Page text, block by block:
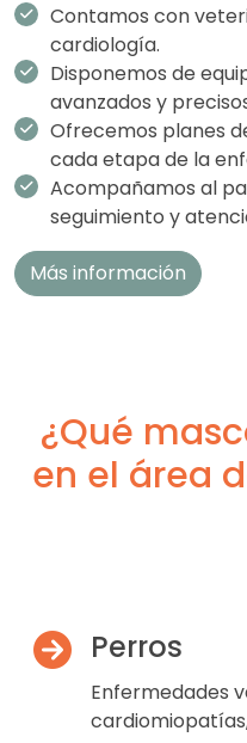
Contamos con
cardiología.
Disponemos de
avanzados y
Ofrecemos planes
cada etapa de la
Acompañamos al
seguimiento y
Más información
¿Qué
en el área
Perros
Enfermedades